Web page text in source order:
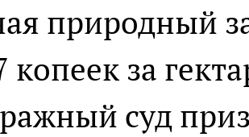
природный
копеек за
суд